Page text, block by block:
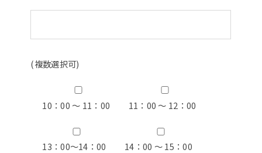
(複数選択可)
10：00 ～ 11：00 11：00 ～ 12：00
13：00〜14：00 14：00 ～ 15：00